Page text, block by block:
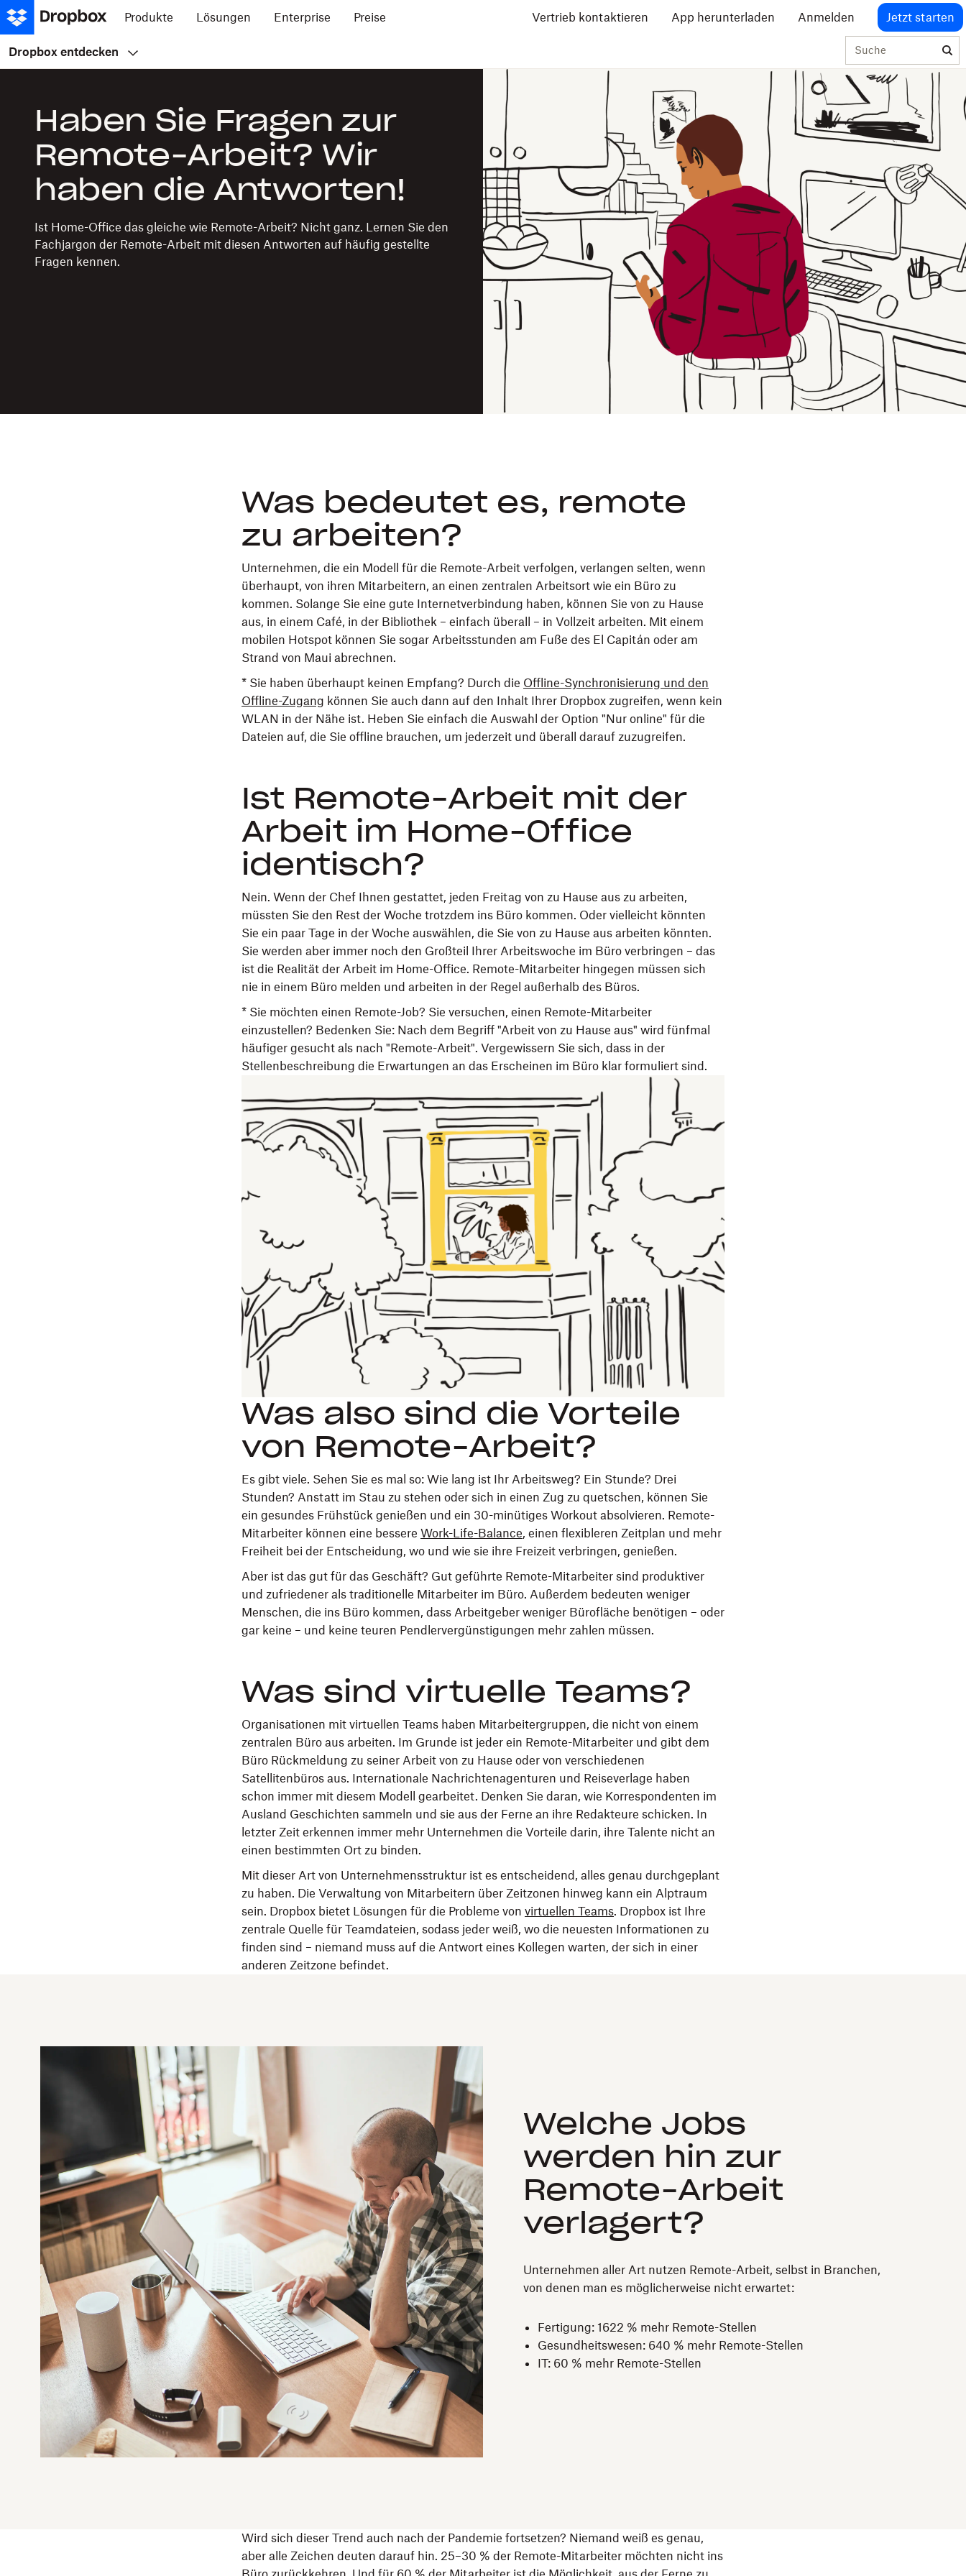
Produkte Lösungen Enterprise Preise Vertrieb kontaktieren App herunterladen Anmelden Jetzt starten
Dropbox entdecken Suche
Haben Sie Fragen zur
Remote-Arbeit? Wir
haben die Antworten!
Ist Home-Office das gleiche wie Remote-Arbeit? Nicht ganz. Lernen Sie den
Fachjargon der Remote-Arbeit mit diesen Antworten auf häufig gestellte
Fragen kennen.
Was bedeutet es, remote
zu arbeiten?
Unternehmen, die ein Modell für die Remote-Arbeit verfolgen, verlangen selten, wenn
überhaupt, von ihren Mitarbeitern, an einen zentralen Arbeitsort wie ein Büro zu
kommen. Solange Sie eine gute Internetverbindung haben, können Sie von zu Hause
aus, in einem Café, in der Bibliothek – einfach überall – in Vollzeit arbeiten. Mit einem
mobilen Hotspot können Sie sogar Arbeitsstunden am Fuße des El Capitán oder am
Strand von Maui abrechnen.
* Sie haben überhaupt keinen Empfang? Durch die Offline-Synchronisierung und den
Offline-Zugang können Sie auch dann auf den Inhalt Ihrer Dropbox zugreifen, wenn kein
WLAN in der Nähe ist. Heben Sie einfach die Auswahl der Option "Nur online" für die
Dateien auf, die Sie offline brauchen, um jederzeit und überall darauf zuzugreifen.
Ist Remote-Arbeit mit der
Arbeit im Home-Office
identisch?
Nein. Wenn der Chef Ihnen gestattet, jeden Freitag von zu Hause aus zu arbeiten,
müssten Sie den Rest der Woche trotzdem ins Büro kommen. Oder vielleicht könnten
Sie ein paar Tage in der Woche auswählen, die Sie von zu Hause aus arbeiten könnten.
Sie werden aber immer noch den Großteil Ihrer Arbeitswoche im Büro verbringen – das
ist die Realität der Arbeit im Home-Office. Remote-Mitarbeiter hingegen müssen sich
nie in einem Büro melden und arbeiten in der Regel außerhalb des Büros.
* Sie möchten einen Remote-Job? Sie versuchen, einen Remote-Mitarbeiter
einzustellen? Bedenken Sie: Nach dem Begriff "Arbeit von zu Hause aus" wird fünfmal
häufiger gesucht als nach "Remote-Arbeit". Vergewissern Sie sich, dass in der
Stellenbeschreibung die Erwartungen an das Erscheinen im Büro klar formuliert sind.
Was also sind die Vorteile
von Remote-Arbeit?
Es gibt viele. Sehen Sie es mal so: Wie lang ist Ihr Arbeitsweg? Ein Stunde? Drei
Stunden? Anstatt im Stau zu stehen oder sich in einen Zug zu quetschen, können Sie
ein gesundes Frühstück genießen und ein 30-minütiges Workout absolvieren. Remote-
Mitarbeiter können eine bessere Work-Life-Balance, einen flexibleren Zeitplan und mehr
Freiheit bei der Entscheidung, wo und wie sie ihre Freizeit verbringen, genießen.
Aber ist das gut für das Geschäft? Gut geführte Remote-Mitarbeiter sind produktiver
und zufriedener als traditionelle Mitarbeiter im Büro. Außerdem bedeuten weniger
Menschen, die ins Büro kommen, dass Arbeitgeber weniger Bürofläche benötigen – oder
gar keine – und keine teuren Pendlervergünstigungen mehr zahlen müssen.
Was sind virtuelle Teams?
Organisationen mit virtuellen Teams haben Mitarbeitergruppen, die nicht von einem
zentralen Büro aus arbeiten. Im Grunde ist jeder ein Remote-Mitarbeiter und gibt dem
Büro Rückmeldung zu seiner Arbeit von zu Hause oder von verschiedenen
Satellitenbüros aus. Internationale Nachrichtenagenturen und Reiseverlage haben
schon immer mit diesem Modell gearbeitet. Denken Sie daran, wie Korrespondenten im
Ausland Geschichten sammeln und sie aus der Ferne an ihre Redakteure schicken. In
letzter Zeit erkennen immer mehr Unternehmen die Vorteile darin, ihre Talente nicht an
einen bestimmten Ort zu binden.
Mit dieser Art von Unternehmensstruktur ist es entscheidend, alles genau durchgeplant
zu haben. Die Verwaltung von Mitarbeitern über Zeitzonen hinweg kann ein Alptraum
sein. Dropbox bietet Lösungen für die Probleme von virtuellen Teams. Dropbox ist Ihre
zentrale Quelle für Teamdateien, sodass jeder weiß, wo die neuesten Informationen zu
finden sind – niemand muss auf die Antwort eines Kollegen warten, der sich in einer
anderen Zeitzone befindet.
Welche Jobs
werden hin zur
Remote-Arbeit
verlagert?
Unternehmen aller Art nutzen Remote-Arbeit, selbst in Branchen,
von denen man es möglicherweise nicht erwartet:
Fertigung: 1622 % mehr Remote-Stellen
Gesundheitswesen: 640 % mehr Remote-Stellen
IT: 60 % mehr Remote-Stellen
Wird sich dieser Trend auch nach der Pandemie fortsetzen? Niemand weiß es genau,
aber alle Zeichen deuten darauf hin. 25–30 % der Remote-Mitarbeiter möchten nicht ins